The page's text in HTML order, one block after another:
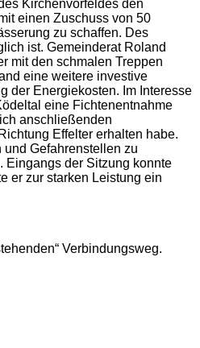
Kirchenvorfeldes den
einen Zuschuss von 50
zu schaffen. Des
ist. Gemeinderat Roland
mit den schmalen Treppen
eine weitere investive
der Energiekosten. Im Interesse
eine Fichtenentnahme
anschließenden
Effelter erhalten habe.
Gefahrenstellen zu
Eingangs der Sitzung konnte
er zur starken Leistung ein
Verbindungsweg.